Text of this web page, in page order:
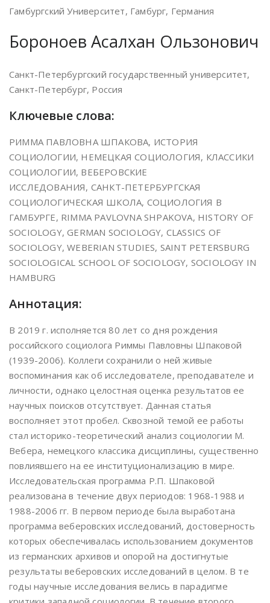
Гамбургский Университет, Гамбург, Германия
Бороноев Асалхан Ользонович
Санкт-Петербургский государственный университет,
Санкт-Петербург, Россия
Ключевые слова:
РИММА ПАВЛОВНА ШПАКОВА, ИСТОРИЯ
СОЦИОЛОГИИ, НЕМЕЦКАЯ СОЦИОЛОГИЯ, КЛАССИКИ
СОЦИОЛОГИИ, ВЕБЕРОВСКИЕ
ИССЛЕДОВАНИЯ, САНКТ-ПЕТЕРБУРГСКАЯ
СОЦИОЛОГИЧЕСКАЯ ШКОЛА, СОЦИОЛОГИЯ В
ГАМБУРГЕ, RIMMA PAVLOVNA SHPAKOVA, HISTORY OF
SOCIOLOGY, GERMAN SOCIOLOGY, CLASSICS OF
SOCIOLOGY, WEBERIAN STUDIES, SAINT PETERSBURG
SOCIOLOGICAL SCHOOL OF SOCIOLOGY, SOCIOLOGY IN
HAMBURG
Аннотация:
В 2019 г. исполняется 80 лет со дня рождения
российского социолога Риммы Павловны Шпаковой
(1939-2006). Коллеги сохранили о ней живые
воспоминания как об исследователе, преподавателе и
личности, однако целостная оценка результатов ее
научных поисков отсутствует. Данная статья
восполняет этот пробел. Сквозной темой ее работы
стал историко-теоретический анализ социологии М.
Вебера, немецкого классика дисциплины, существенно
повлиявшего на ее институционализацию в мире.
Исследовательская программа Р.П. Шпаковой
реализована в течение двух периодов: 1968-1988 и
1988-2006 гг. В первом периоде была выработана
программа веберовских исследований, достоверность
которых обеспечивалась использованием документов
из германских архивов и опорой на достигнутые
результаты веберовских исследований в целом. В те
годы научные исследования велись в парадигме